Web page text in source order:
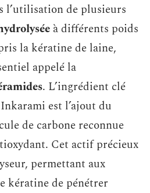
l’utilisation de plusieurs
à différents poids
la kératine de laine,
appelé la
. L’ingrédient clé
est l’ajout du
de carbone reconnue
Cet actif précieux
permettant aux
kératine de pénétrer